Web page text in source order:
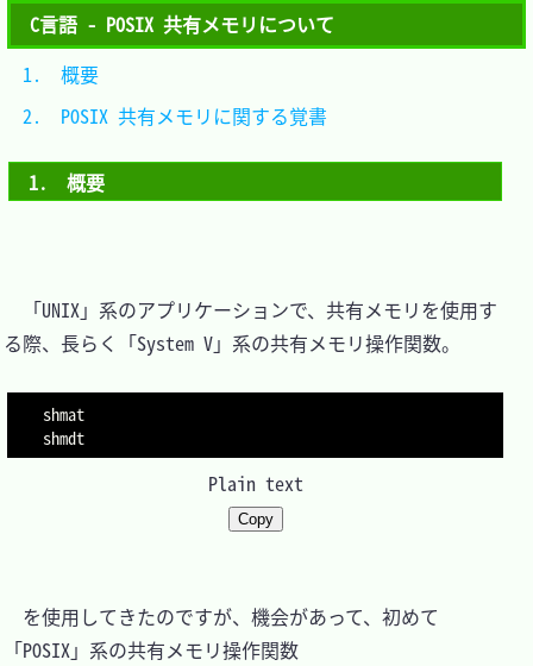
C言語 - POSIX 共有メモリについて
1.　概要
「UNIX」系のアプリケーションで、共有メモリを使用す
る際、長らく「System V」系の共有メモリ操作関数。
shmat
Plain text
Copy
を使用してきたのですが、機会があって、初めて
「POSIX」系の共有メモリ操作関数